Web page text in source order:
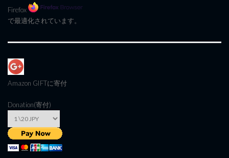
Firefox
で最適化されています。
Amazon GIFTに寄付
Donation(寄付)